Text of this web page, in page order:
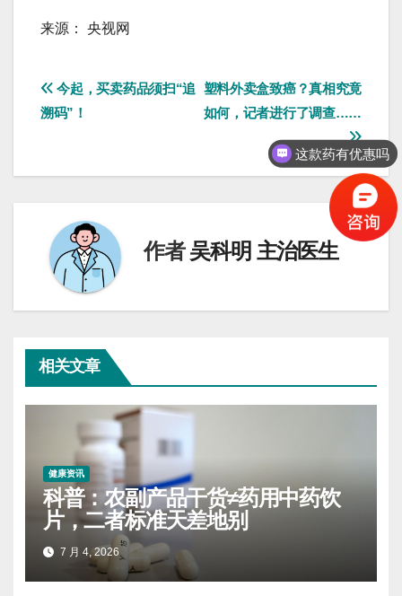
来源： 央视网
文
章
导
塑料外卖盒致癌？真相究竟
如何，记者进行了调查……
今起，买卖药品须扫“追
溯码”！
作者吴科明 主治医生
相关文章
健康资讯
科普：农副产品干货≠药用中药饮
片，二者标准天差地别
7 月 4, 2026
这款药有优惠吗